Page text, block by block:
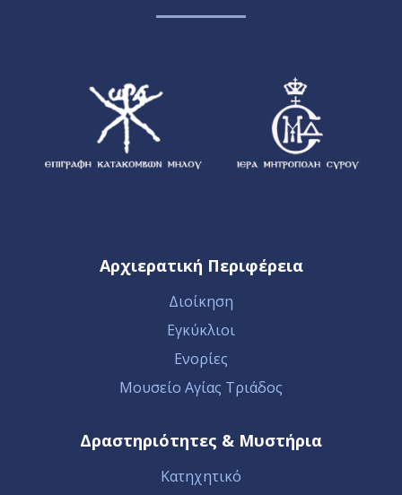
Αρχιερατική Περιφέρεια
Διοίκηση
Εγκύκλιοι
Ενορίες
Μουσείο Αγίας Τριάδος
Δραστηριότητες & Μυστήρια
Κατηχητικό